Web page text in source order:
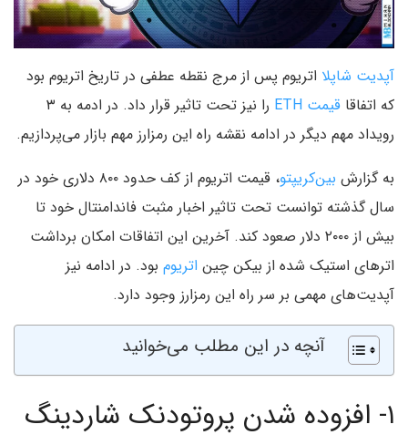
آپدیت شاپلا اتریوم پس از مرج نقطه عطفی در تاریخ اتریوم بود
که اتفاقا قیمت ETH
را نیز تحت تاثیر قرار داد. در ادمه به ۳
رویداد مهم دیگر در ادامه نقشه راه این رمزارز مهم بازار می‌پردازیم.
به گزارش بین‌کریپتو
، قیمت اتریوم از کف حدود ۸۰۰ دلاری خود در
سال گذشته توانست تحت تاثیر اخبار مثبت فاندامنتال خود تا
بیش از ۲۰۰۰ دلار صعود کند. آخرین این اتفاقات امکان برداشت
اترهای استیک شده از بیکن چین اتریوم بود. در ادامه نیز
آپدیت‌های مهمی بر سر راه این رمزارز وجود دارد.
آنچه در این مطلب می‌خوانید
۱- افزوده شدن پروتودنک شاردینگ